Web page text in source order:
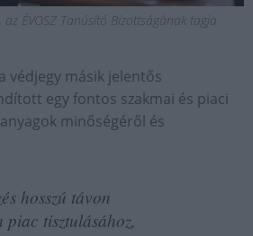
az ÉVOSZ Tanúsító Bizottságának tagja
védjegy másik jelentős
egy fontos szakmai és piaci
minőségéről és
hosszú távon
tisztulásához,